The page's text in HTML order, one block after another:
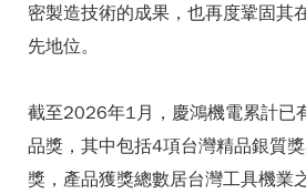
密製造技術的成果，也再度鞏固其
先地位。
截至2026年1月，慶鴻機電累計已
品獎，其中包括4項台灣精品銀質
獎，產品獲獎總數居台灣工具機業